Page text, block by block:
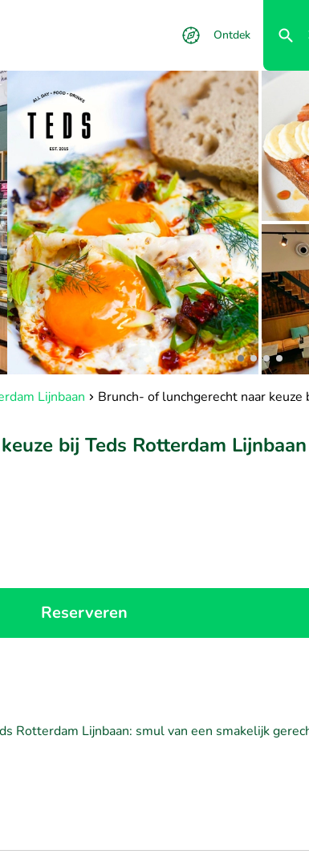
Ontdek
Lijnbaan Brunch- of lunchgerecht naar keuze
bij Teds Rotterdam Lijnbaan
Reserveren
Rotterdam Lijnbaan: smul van een smakelijk